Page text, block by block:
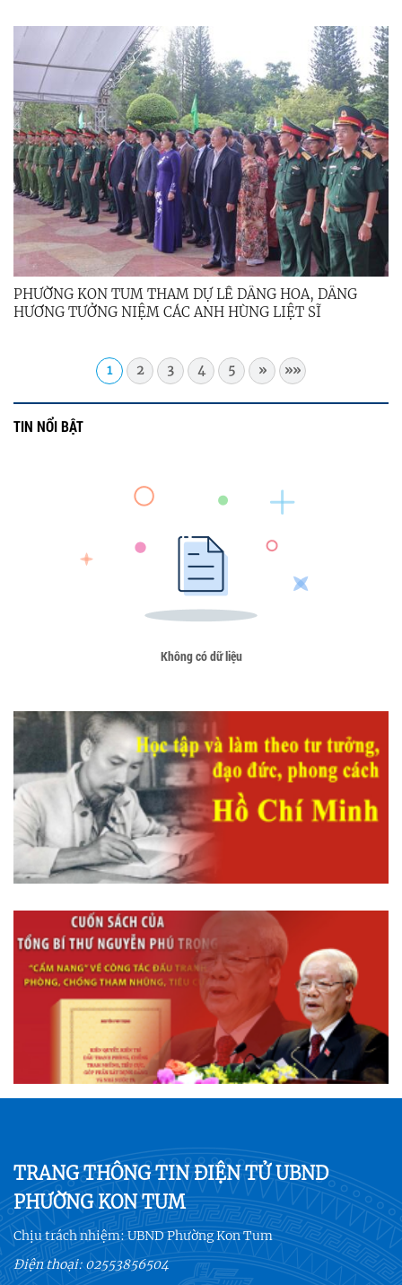
PHƯỜNG KON TUM THAM DỰ LỄ DÂNG HOA, DÂNG
HƯƠNG TƯỞNG NIỆM CÁC ANH HÙNG LIỆT SĨ
1 2 3 4 5 » »»
TIN NỔI BẬT
Không có dữ liệu
TRANG THÔNG TIN ĐIỆN TỬ UBND
PHƯỜNG KON TUM
Chịu trách nhiệm:UBND Phường Kon Tum
Điện thoại:02553856504